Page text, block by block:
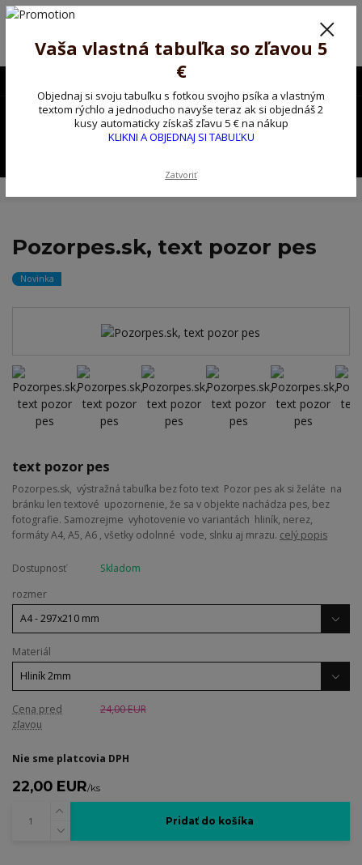
Poprosíme ctených zákazníkov o trpezlivosť, v tomto období máme
Preto sme Vám pripravili malý darček ako ospravedlnenie.
!!! ZĽAVA 5€ na PRVÚ objednávku nad 30€ s kódom pozorpes5 !!!
0,00 EUR
Pozorpes.sk, text pozor pes
Novinka
text pozor pes
Pozorpes.sk, výstražná tabuľka bez foto text Pozor pes ak si želáte na
bránku len textové upozornenie, že sa v objekte nachádza pes, bez
fotografie. Samozrejme vyhotovenie vo variantách hliník, nerez,
formáty A4, A5, A6 , všetky odolnné vode, slnku aj mrazu. celý popis
Dostupnosť
Skladom
rozmer
Materiál
Cena pred
zľavou
24,00 EUR
Nie sme platcovia DPH
22,00 EUR/ks
Pridať do košíka
Vaša vlastná tabuľka so zľavou 5
€
Objednaj si svoju tabuľku s fotkou svojho psíka a vlastným
textom rýchlo a jednoducho navyše teraz ak si objednáš 2
kusy automaticky získaš zľavu 5 € na nákup
KLIKNI A OBJEDNAJ SI TABUĽKU
Zatvoriť